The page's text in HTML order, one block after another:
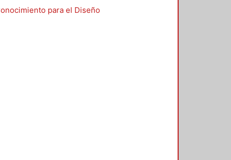
para el Diseño